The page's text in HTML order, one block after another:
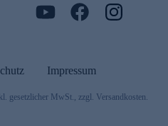
Impressum
gesetzlicher MwSt., zzgl. Versandkosten.